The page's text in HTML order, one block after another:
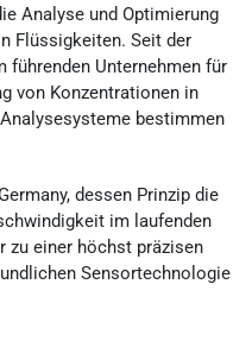
Analyse und Optimierung
Flüssigkeiten. Seit der
führenden Unternehmen für
von Konzentrationen in
bestimmen
dessen Prinzip die
im laufenden
zu einer höchst präzisen
Sensortechnologie